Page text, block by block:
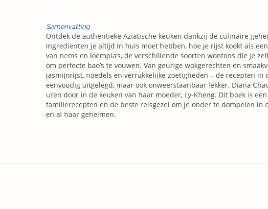
Samenvatting
Ontdek de authentieke Aziatische keuken dankzij de culinaire
ingrediënten je altijd in huis moet hebben, hoe je rijst kookt als
van nems en loempia’s, de verschillende soorten wontons die je
om perfecte bao’s te vouwen. Van geurige wokgerechten en
jasmijnrijst, noedels en verrukkelijke zoetigheden – de recepten in
eenvoudig uitgelegd, maar ook onweerstaanbaar lekker. Diana
uren door in de keuken van haar moeder, Ly-Kheng. Dit boek is
familierecepten en de beste reisgezel om je onder te dompelen in
en al haar geheimen.